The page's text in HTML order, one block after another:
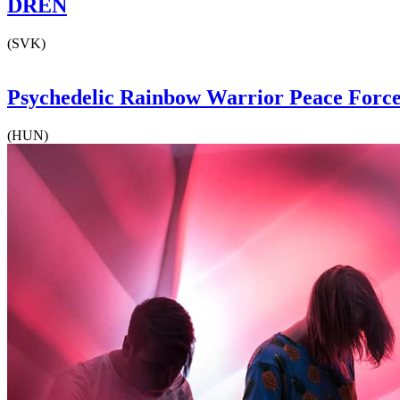
DRÉN
(SVK)
Psychedelic Rainbow Warrior Peace
(HUN)